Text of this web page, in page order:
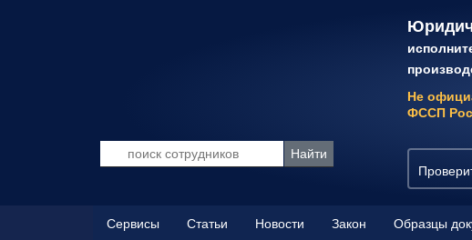
Не
ФССП
Сервисы Статьи Новости Закон Образцы